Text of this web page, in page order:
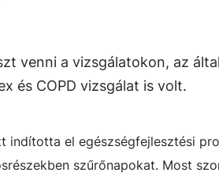
venni a vizsgálatokon, az
és COPD vizsgálat is volt.
indította el egészségfejlesztési
szűrőnapokat. Most